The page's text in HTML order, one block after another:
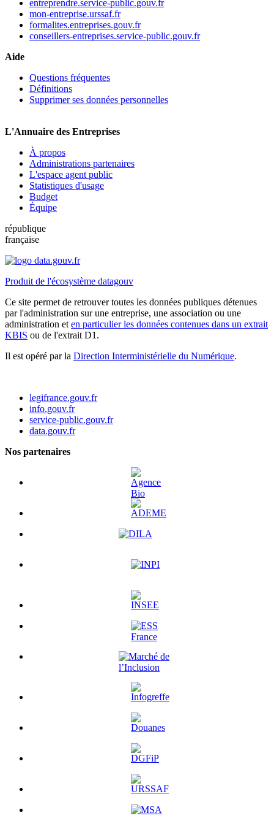
entreprendre.service-public.gouv.fr
mon-entreprise.urssaf.fr
formalites.entreprises.gouv.fr
conseillers-entreprises.service-public.gouv.fr
Aide
Questions fréquentes
Définitions
Supprimer ses données personnelles
L'Annuaire des Entreprises
À propos
Administrations partenaires
L'espace agent public
Statistiques d'usage
Budget
Équipe
république
française
Produit de l'écosystème datagouv
Ce site permet de retrouver toutes les données publiques détenues
par l'administration sur une entreprise, une association ou une
administration et en particulier les données contenues dans un extrait
KBIS ou de l'extrait D1.
Il est opéré par la Direction Interministérielle du Numérique.
legifrance.gouv.fr
info.gouv.fr
service-public.gouv.fr
data.gouv.fr
Nos partenaires